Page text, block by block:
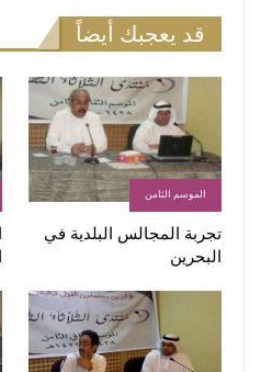
قد يعجبك أيضاً
الموسم الثامن
تجربة المجالس البلدية في
البحرين